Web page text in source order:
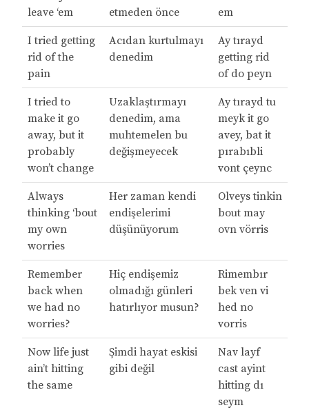
leave ‘em
etmeden önce
em
I tried getting
rid of the
pain
Acıdan kurtulmayı
denedim
Ay tırayd
getting rid
of do peyn
I tried to
make it go
away, but it
probably
won’t change
Uzaklaştırmayı
denedim, ama
muhtemelen bu
değişmeyecek
Ay tırayd tu
meyk it go
avey, bat it
pırabıbli
vont çeync
Always
thinking ‘bout
my own
worries
Her zaman kendi
endişelerimi
düşünüyorum
Olveys tinkin
bout may
ovn vörris
Remember
back when
we had no
worries?
Hiç endişemiz
olmadığı günleri
hatırlıyor musun?
Rimembır
bek ven vi
hed no
vorris
Now life just
ain’t hitting
the same
Şimdi hayat eskisi
gibi değil
Nav layf
cast ayint
hitting dı
seym